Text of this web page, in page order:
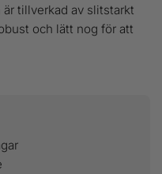
tillverkad av slitstarkt
och lätt nog för att